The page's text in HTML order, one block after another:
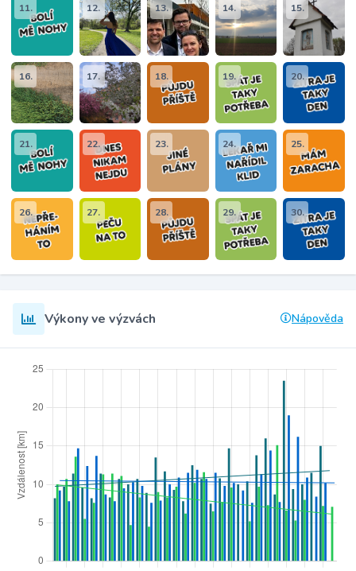
11. 12. 13. 14. 15.
16. 17. 18. 19. 20.
21. 22. 23. 24. 25.
26. 27. 28. 29. 30.
Výkony ve výzvách Nápověda